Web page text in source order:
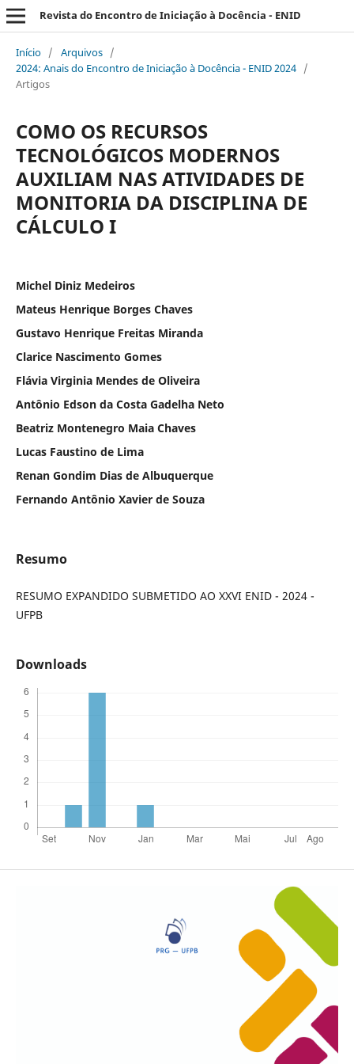
Revista do Encontro de Iniciação à Docência - ENID
Início / Arquivos /
2024: Anais do Encontro de Iniciação à Docência - ENID 2024 /
Artigos
COMO OS RECURSOS
TECNOLÓGICOS MODERNOS
AUXILIAM NAS ATIVIDADES DE
MONITORIA DA DISCIPLINA DE
CÁLCULO I
Michel Diniz Medeiros
Mateus Henrique Borges Chaves
Gustavo Henrique Freitas Miranda
Clarice Nascimento Gomes
Flávia Virginia Mendes de Oliveira
Antônio Edson da Costa Gadelha Neto
Beatriz Montenegro Maia Chaves
Lucas Faustino de Lima
Renan Gondim Dias de Albuquerque
Fernando Antônio Xavier de Souza
Resumo
RESUMO EXPANDIDO SUBMETIDO AO XXVI ENID - 2024 -
UFPB
Downloads